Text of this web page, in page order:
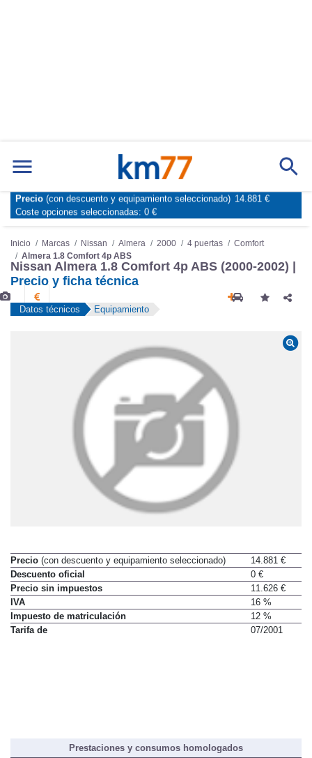
Marcas Comparador de coches
Inicio Marcas Nissan Almera 2000 4 puertas
Comfort
Almera 1.8 Comfort 4p ABS
Nissan Almera 1.8 Comfort 4p ABS (2000-2002) |
Precio y ficha técnica
Datos técnicos Equipamiento
Precio (con descuento y equipamiento seleccionado)
14.881 €
Descuento oficial
0 €
Precio sin impuestos
11.626 €
IVA
16 %
Impuesto de matriculación
12 %
Tarifa de
07/2001
Prestaciones y consumos homologados
Precio (con descuento y equipamiento seleccionado) 14.881 €
Coste opciones seleccionadas: 0 €